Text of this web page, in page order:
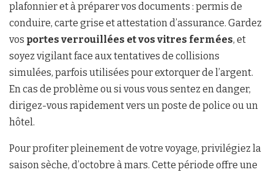
plafonnier et à préparer vos documents : permis de
conduire, carte grise et attestation d’assurance. Gardez
vos portes verrouillées et vos vitres fermées, et
soyez vigilant face aux tentatives de collisions
simulées, parfois utilisées pour extorquer de l’argent.
En cas de problème ou si vous vous sentez en danger,
dirigez-vous rapidement vers un poste de police ou un
hôtel.
Pour profiter pleinement de votre voyage, privilégiez la
saison sèche, d’octobre à mars. Cette période offre une